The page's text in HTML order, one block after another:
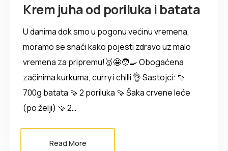
Krem juha od poriluka i batata
U danima dok smo u pogonu većinu vremena,
moramo se snaći kako pojesti zdravo uz malo
vremena za pripremu!🥇🤩🧑‍🍳 Obogaćena
začinima kurkuma, curry i chilli 👌 Sastojci: 🍠
700g batata 🍠 2 poriluka 🍠 Šaka crvene leće
(po želji) 🍠 2…
Read More